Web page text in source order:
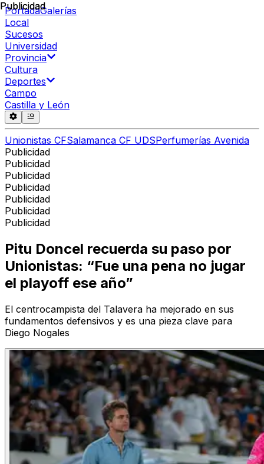
PortadaGalerías
Local
Sucesos
Universidad
Provincia
Cultura
Deportes
Campo
Castilla y León
Unionistas CFSalamanca CF UDSPerfumerías Avenida
Publicidad
Publicidad
Publicidad
Publicidad
Publicidad
Publicidad
Publicidad
Publicidad
Pitu Doncel recuerda su paso por
Unionistas: “Fue una pena no jugar
el playoff ese año”
El centrocampista del Talavera ha mejorado en sus
fundamentos defensivos y es una pieza clave para
Diego Nogales
Publicidad